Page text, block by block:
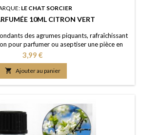
LE CHAT SORCIER
10ML CITRON VERT
des agrumes piquants, rafraîchissant
pour parfumer ou aseptiser une pièce en
ou un diffuseur (diluée dans de l'eau); dans
fleurs séchées; en ajoutant à vos lessives ou
Une huile de parfum de première
qualité, portée...
Prix
3,99 €
 Ajouter au panier